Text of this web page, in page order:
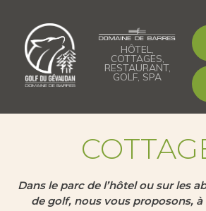
HÔTEL,
COTTAGES,
RESTAURANT,
GOLF, SPA
Dans le parc de l’hôtel ou sur les
de golf, nous vous proposons,